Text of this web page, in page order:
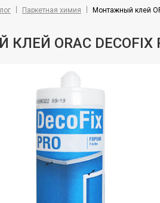
Паркетная химия Монтажный клей
ORAC DECOFIX